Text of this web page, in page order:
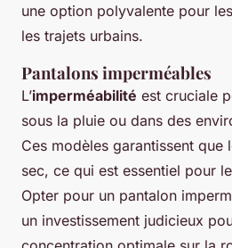
une option polyvalente pour
les trajets urbains.
Pantalons imperméables
L’imperméabilité est cruciale
sous la pluie ou dans des
Ces modèles garantissent que
sec, ce qui est essentiel pour le
Opter pour un pantalon
un investissement judicieux